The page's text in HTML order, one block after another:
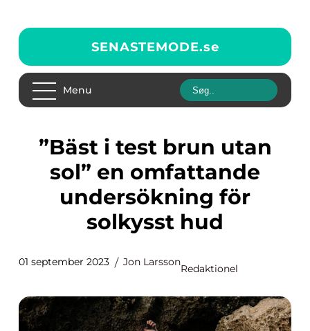
SENASTEMODE.se
Menu
”Bäst i test brun utan
sol” en omfattande
undersökning för
solkysst hud
01 september 2023 Jon Larsson
Redaktionel